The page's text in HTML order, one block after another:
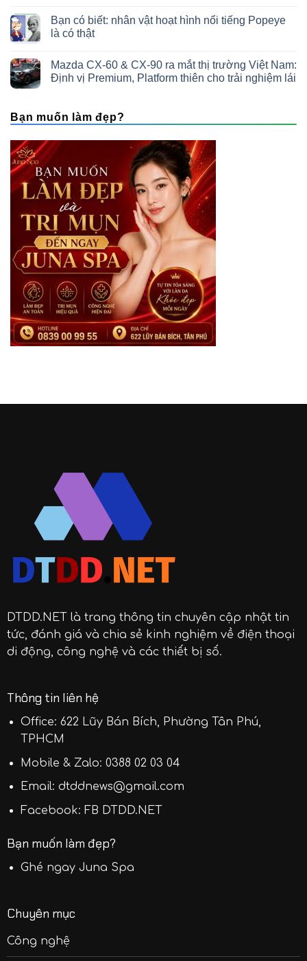
Bạn có biết: nhân vật hoạt hình nổi tiếng Popeye
là có thật
Mazda CX-60 & CX-90 ra mắt thị trường Việt Nam:
Định vị Premium, Platform thiên cho trải nghiệm lái
Bạn muốn làm đẹp?
DTDD.NET là trang thông tin chuyên cập nhật tin
tức, đánh giá và chia sẻ kinh nghiệm về điện thoại
di động, công nghệ và các thiết bị số.
Thông tin liên hệ
Office: 622 Lũy Bán Bích, Phường Tân Phú,
TPHCM
Mobile & Zalo:0388 02 03 04
Email:dtddnews@gmail.com
Facebook: FB DTDD.NET
Bạn muốn làm đẹp?
Ghé ngayJuna Spa
Chuyên mục
Công nghệ